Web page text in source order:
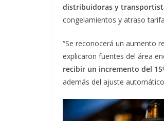
distribuidoras y
congelamientos y atraso
“Se reconocerá un aumento
explicaron fuentes del área
recibir un incremento del
además del ajuste